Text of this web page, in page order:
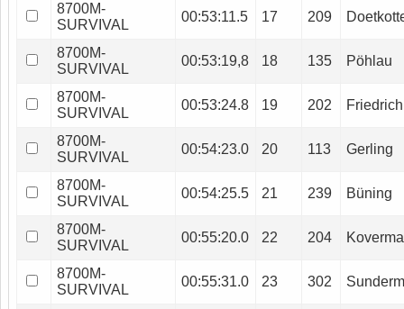
8700M-
SURVIVAL
00:53:11.5 17 209
8700M-
SURVIVAL
00:53:19,8 18 135 Pöhlau
8700M-
SURVIVAL
00:53:24.8 19 202 Friedrich
8700M-
SURVIVAL
00:54:23.0 20 113 Gerling
8700M-
SURVIVAL
00:54:25.5 21 239 Büning
8700M-
SURVIVAL
00:55:20.0 22 204
8700M-
SURVIVAL
00:55:31.0 23 302